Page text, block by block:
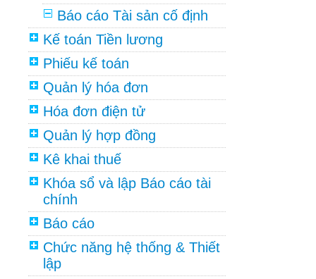
Báo cáo Tài sản cố định
Kế toán Tiền lương
Phiếu kế toán
Quản lý hóa đơn
Hóa đơn điện tử
Quản lý hợp đồng
Kê khai thuế
Khóa sổ và lập Báo cáo tài
chính
Báo cáo
Chức năng hệ thống & Thiết
lập